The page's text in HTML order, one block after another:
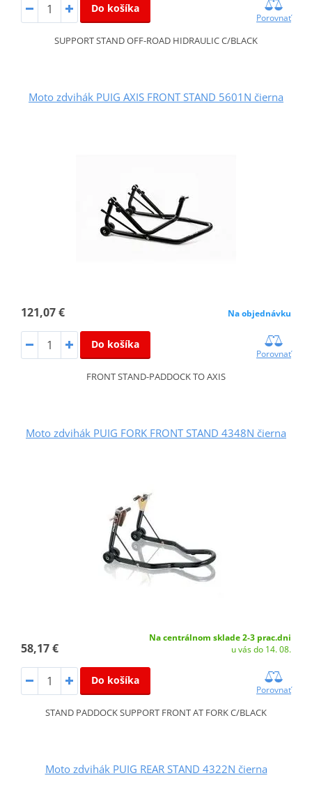
Do košíka
Porovnať
SUPPORT STAND OFF-ROAD HIDRAULIC C/BLACK
Moto zdvihák PUIG AXIS FRONT STAND 5601N čierna
121,07 € Na objednávku
Do košíka
Porovnať
FRONT STAND-PADDOCK TO AXIS
Moto zdvihák PUIG FORK FRONT STAND 4348N čierna
58,17 €
Na centrálnom sklade 2-3 prac.dni
u vás do 14. 08.
Do košíka
Porovnať
STAND PADDOCK SUPPORT FRONT AT FORK C/BLACK
Moto zdvihák PUIG REAR STAND 4322N čierna